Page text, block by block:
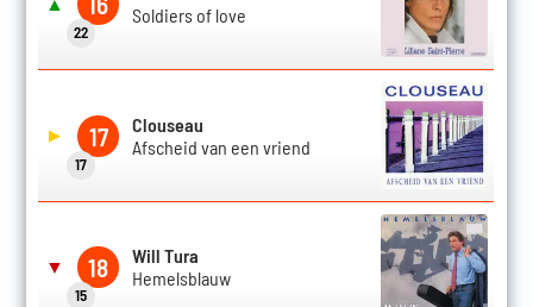
22
Soldiers of love
▶ 17
17
Clouseau
Afscheid van een vriend
▼ 18
15
Will Tura
Hemelsblauw